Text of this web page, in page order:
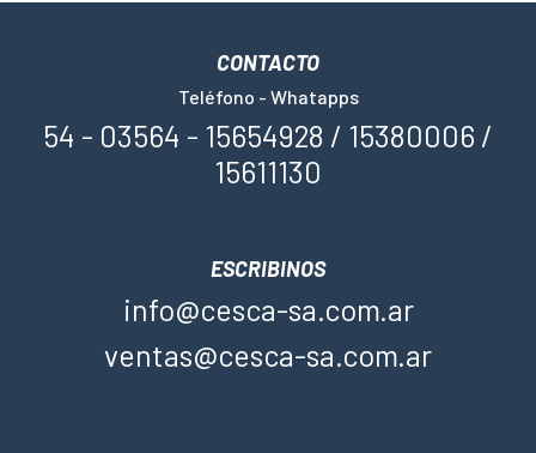
CONTACTO
Teléfono - Whatapps
54 - 03564 - 15654928 / 15380006 /
15611130
ESCRIBINOS
info@cesca-sa.com.ar
ventas@cesca-sa.com.ar